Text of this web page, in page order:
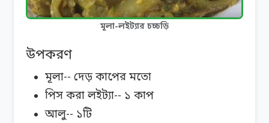
মূলা-লইট্যার চচ্চড়ি
উপকরণ
মূলা-- দেড় কাপের মতো
পিস করা লইট্যা-- ১ কাপ
আলু-- ১টি